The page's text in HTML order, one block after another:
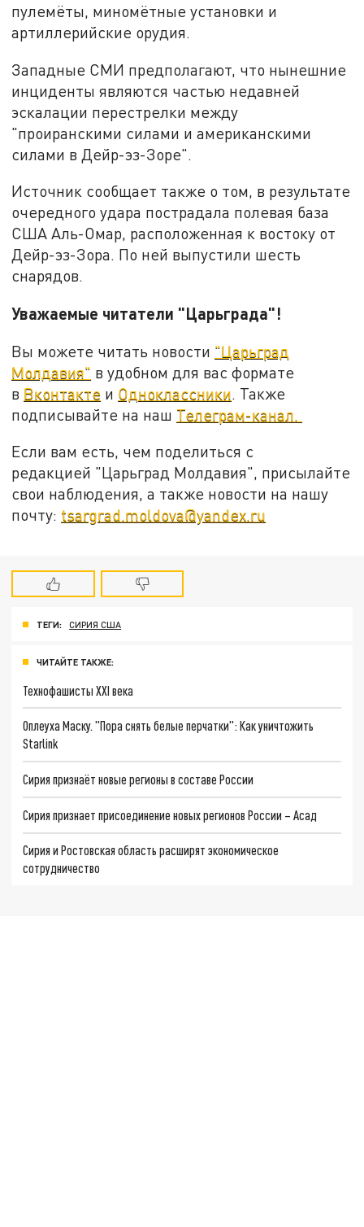
пулемёты, миномётные установки и
артиллерийские орудия.
Западные СМИ предполагают, что нынешние
инциденты являются частью недавней
эскалации перестрелки между
"проиранскими силами и американскими
силами в Дейр-эз-Зоре".
Источник сообщает также о том, в результате
очередного удара пострадала полевая база
США Аль-Омар, расположенная к востоку от
Дейр-эз-Зора. По ней выпустили шесть
снарядов.
Уважаемые читатели "Царьграда"!
Вы можете читать новости "Царьград
Молдавия" в удобном для вас формате
в Вконтакте и Одноклассники . Также
подписывайте на наш Телеграм-канал.
Если вам есть, чем поделиться с
редакцией "Царьград Молдавия", присылайте
свои наблюдения, а также новости на нашу
почту: tsargrad.moldova@yandex.ru
ТЕГИ: СИРИЯ США
ЧИТАЙТЕ ТАКЖЕ:
Технофашисты XXI века
Оплеуха Маску. "Пора снять белые перчатки": Как уничтожить
Starlink
Сирия признаёт новые регионы в составе России
Сирия признает присоединение новых регионов России – Асад
Сирия и Ростовская область расширят экономическое
сотрудничество